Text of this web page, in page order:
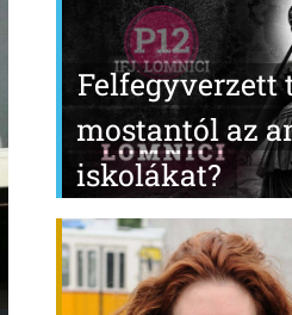
mostantól az
iskolákat?